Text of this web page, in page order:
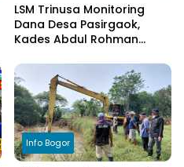
LSM Trinusa Monitoring
Dana Desa Pasirgaok,
Kades Abdul Rohman
Transparansi Pengelolaan
Anggaran
Info Bogor